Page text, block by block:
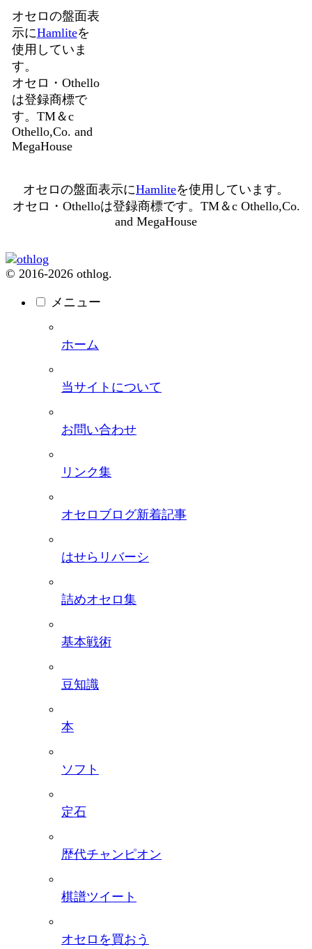
オセロの盤面表
示にHamliteを
使用していま
す。
オセロ・Othello
は登録商標で
す。TM＆c
Othello,Co. and
MegaHouse
オセロの盤面表示にHamliteを使用しています。
オセロ・Othelloは登録商標です。TM＆c Othello,Co.
and MegaHouse
© 2016-2026 othlog.
メニュー
ホーム
当サイトについて
お問い合わせ
リンク集
オセロブログ新着記事
はせらリバーシ
詰めオセロ集
基本戦術
豆知識
本
ソフト
定石
歴代チャンピオン
棋譜ツイート
オセロを買おう